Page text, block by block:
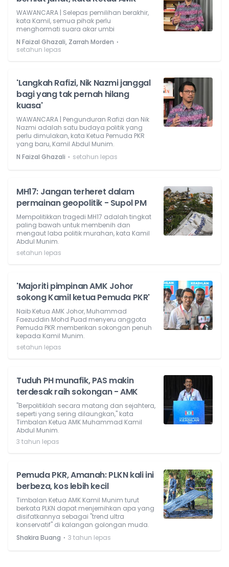
WAWANCARA | Selepas pemilihan berakhir,
kata Kamil, semua pihak perlu
menghormati suara akar umbi
N Faizal Ghazali, Zarrah Morden ⋅
setahun lepas
'Langkah Rafizi, Nik Nazmi janggal
bagi yang tak pernah hilang
kuasa'
WAWANCARA | Pengunduran Rafizi dan Nik
Nazmi adalah satu budaya politik yang
perlu dimulakan, kata Ketua Pemuda PKR
yang baru, Kamil Abdul Munim.
N Faizal Ghazali ⋅ setahun lepas
MH17: Jangan terheret dalam
permainan geopolitik - Supol PM
Mempolitikkan tragedi MH17 adalah tingkat
paling bawah untuk membenih dan
mengaut laba politik murahan, kata Kamil
Abdul Munim.
setahun lepas
'Majoriti pimpinan AMK Johor
sokong Kamil ketua Pemuda PKR'
Naib Ketua AMK Johor, Muhammad
Faezuddin Mohd Puad menyeru anggota
Pemuda PKR memberikan sokongan penuh
kepada Kamil Munim.
setahun lepas
Tuduh PH munafik, PAS makin
terdesak raih sokongan - AMK
"Berpolitiklah secara matang dan sejahtera,
seperti yang sering dilaungkan," kata
Timbalan Ketua AMK Muhammad Kamil
Abdul Munim.
3 tahun lepas
Pemuda PKR, Amanah: PLKN kali ini
berbeza, kos lebih kecil
Timbalan Ketua AMK Kamil Munim turut
berkata PLKN dapat menjernihkan apa yang
disifatkannya sebagai "trend ultra
konservatif" di kalangan golongan muda.
Shakira Buang ⋅ 3 tahun lepas